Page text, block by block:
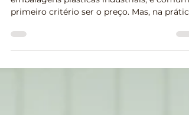
Quando uma empresa começa a buscar
embalagens plásticas industriais, é comum
primeiro critério ser o preço. Mas, na
espessura incorreta para o produto